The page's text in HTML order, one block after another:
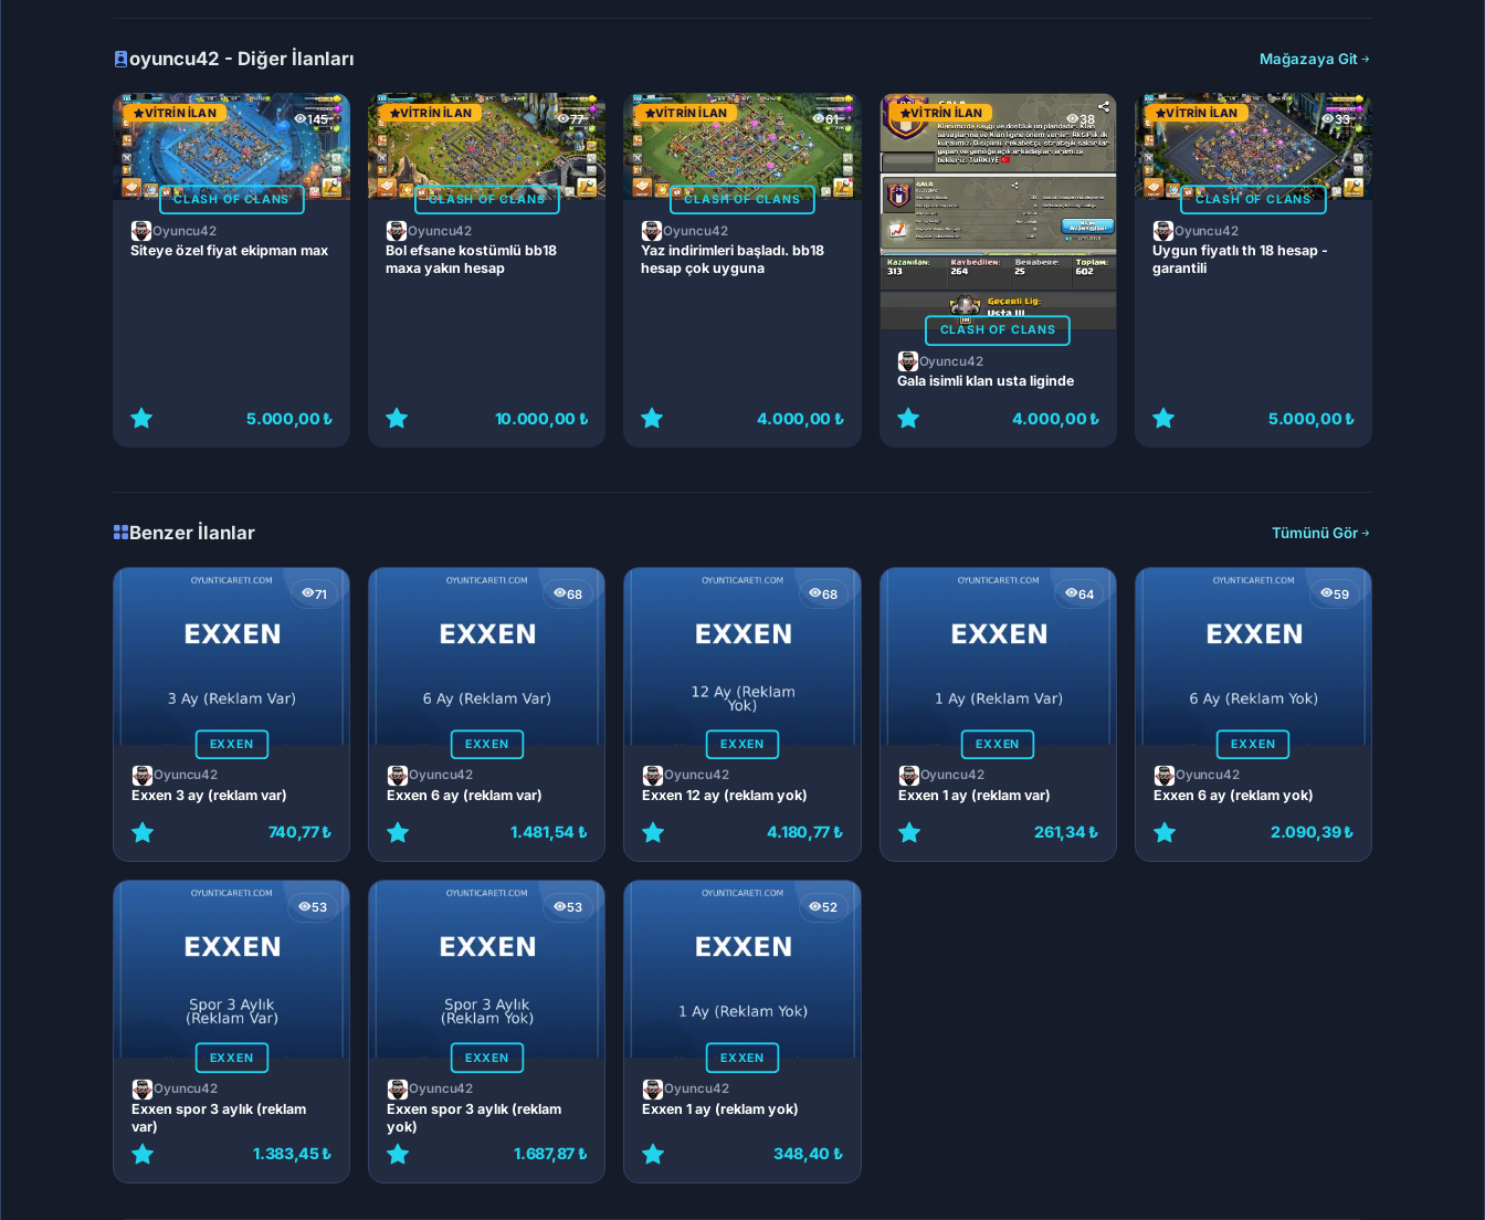
oyuncu42 - Diğer İlanları Mağazaya Git
145
VITRIN İLAN
CLASH OF CLANS
Oyuncu42
Siteye özel fiyat ekipman max
5.000,00 ₺
77
VITRIN İLAN
CLASH OF CLANS
Oyuncu42
Bol efsane kostümlü bb18
maxa yakın hesap
10.000,00 ₺
61
VITRIN İLAN
CLASH OF CLANS
Oyuncu42
Yaz indirimleri başladı. bb18
hesap çok uyguna
4.000,00 ₺
38
VITRIN İLAN
CLASH OF CLANS
Oyuncu42
Gala isimli klan usta liginde
4.000,00 ₺
33
VITRIN İLAN
CLASH OF CLANS
Oyuncu42
Uygun fiyatlı th 18 hesap -
garantili
5.000,00 ₺
Benzer İlanlar Tümünü Gör
71
EXXEN
Oyuncu42
Exxen 3 ay (reklam var)
740,77 ₺
68
EXXEN
Oyuncu42
Exxen 6 ay (reklam var)
1.481,54 ₺
68
EXXEN
Oyuncu42
Exxen 12 ay (reklam yok)
4.180,77 ₺
64
EXXEN
Oyuncu42
Exxen 1 ay (reklam var)
261,34 ₺
59
EXXEN
Oyuncu42
Exxen 6 ay (reklam yok)
2.090,39 ₺
53
EXXEN
Oyuncu42
Exxen spor 3 aylık (reklam
var)
1.383,45 ₺
53
EXXEN
Oyuncu42
Exxen spor 3 aylık (reklam
yok)
1.687,87 ₺
52
EXXEN
Oyuncu42
Exxen 1 ay (reklam yok)
348,40 ₺